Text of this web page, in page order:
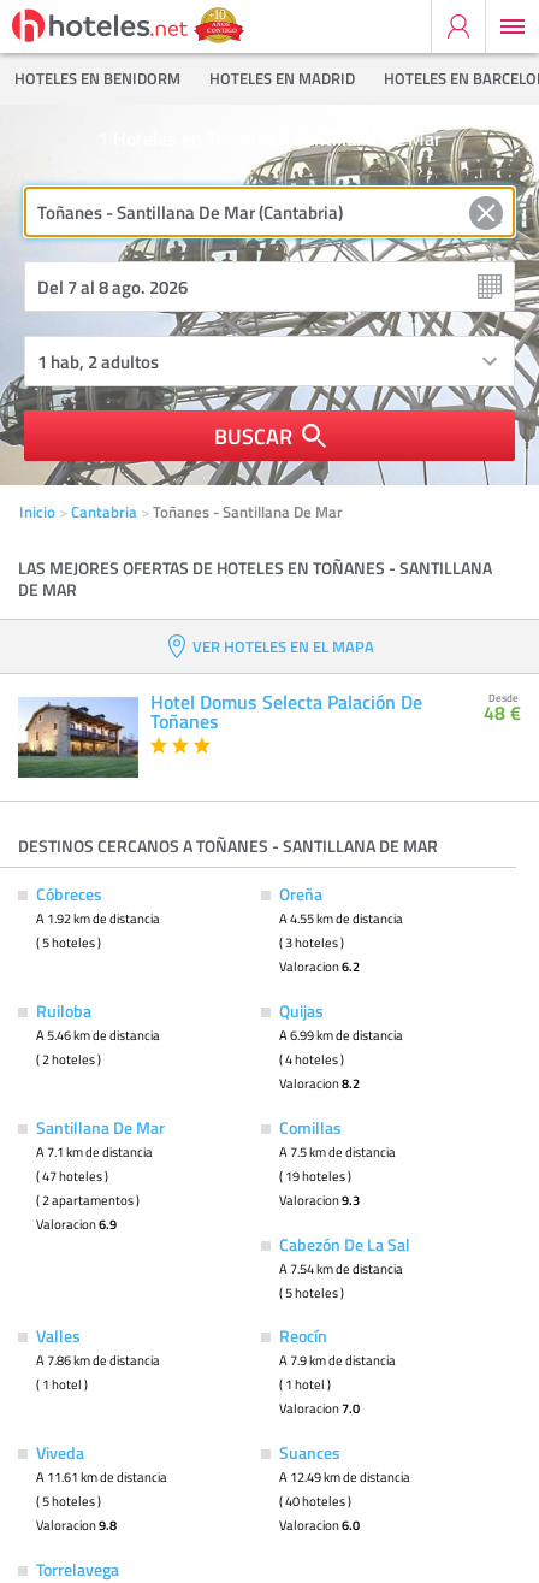
HOTELES EN BENIDORM HOTELES EN MADRID HOTELES EN
Hoteles en Toñanes - Santillana De Mar
BUSCAR
Inicio Cantabria Toñanes - Santillana De Mar
LAS MEJORES OFERTAS DE HOTELES EN TOÑANES - SANTILLANA
DE MAR
VER HOTELES EN EL MAPA
Hotel Domus Selecta Palación De
Toñanes
Desde
48 €
DESTINOS CERCANOS A TOÑANES - SANTILLANA DE MAR
Cóbreces
A 1.92 km de distancia
( 5 hoteles )
Oreña
A 4.55 km de distancia
( 3 hoteles )
Valoracion6.2
Ruiloba
A 5.46 km de distancia
( 2 hoteles )
Quijas
A 6.99 km de distancia
( 4 hoteles )
Valoracion8.2
Santillana De Mar
A 7.1 km de distancia
( 47 hoteles )
( 2 apartamentos )
Valoracion6.9
Comillas
A 7.5 km de distancia
( 19 hoteles )
Valoracion9.3
Cabezón De La Sal
A 7.54 km de distancia
( 5 hoteles )
Valles
A 7.86 km de distancia
( 1 hotel )
Reocín
A 7.9 km de distancia
( 1 hotel )
Valoracion7.0
Viveda
A 11.61 km de distancia
( 5 hoteles )
Valoracion9.8
Suances
A 12.49 km de distancia
( 40 hoteles )
Valoracion6.0
Torrelavega